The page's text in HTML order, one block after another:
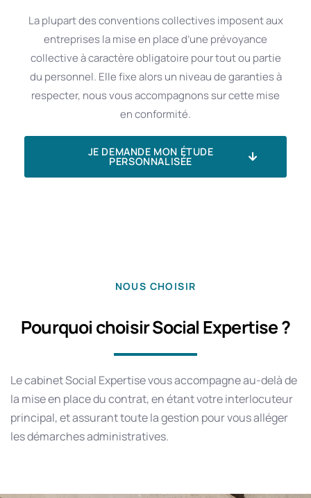
La plupart des conventions collectives imposent aux
entreprises la mise en place d’une prévoyance
collective à caractère obligatoire pour tout ou partie
du personnel. Elle fixe alors un niveau de garanties à
respecter, nous vous accompagnons sur cette mise
en conformité.
JE DEMANDE MON ÉTUDE
PERSONNALISÉE
NOUS CHOISIR
Pourquoi choisir Social Expertise ?
Le cabinet Social Expertise vous accompagne au-delà de
la mise en place du contrat, en étant votre interlocuteur
principal, et assurant toute la gestion pour vous alléger
les démarches administratives.